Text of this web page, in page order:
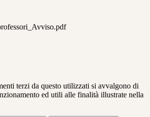
terzi da questo utilizzati si avvalgono di
ed utili alle finalità illustrate nella